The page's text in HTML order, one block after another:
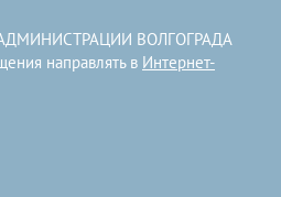
ВОЛГОГРАДА
направлять в Интернет-